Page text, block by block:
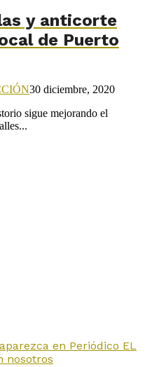
y anticorte
de Puerto
30 diciembre, 2020
sigue mejorando el
en Periódico EL
nosotros